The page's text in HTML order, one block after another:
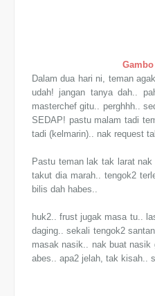
Dalam dua hari ni, teman
udah! jangan tanya dah..
masterchef gitu.. perghhh..
SEDAP! pastu malam tadi
tadi (kelmarin).. nak request
Pastu teman lak tak larat
takut dia marah.. tengok2
bilis dah habes..
huk2.. frust jugak masa tu..
daging.. sekali tengok2
masak nasik.. nak buat nasik
abes.. apa2 jelah, tak kisah..